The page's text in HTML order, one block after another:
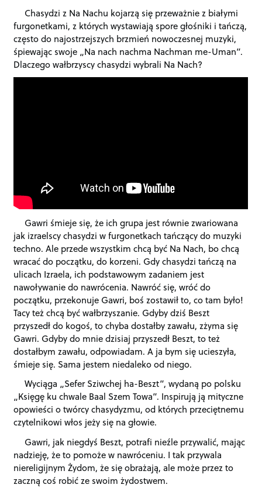
Chasydzi z Na Nachu kojarzą się przeważnie z białymi
furgonetkami, z których wystawiają spore głośniki i tańczą,
często do najostrzejszych brzmień nowoczesnej muzyki,
śpiewając swoje „Na nach nachma Nachman me-Uman”.
Dlaczego wałbrzyscy chasydzi wybrali Na Nach?
Gawri śmieje się, że ich grupa jest równie zwariowana
jak izraelscy chasydzi w furgonetkach tańczący do muzyki
techno. Ale przede wszystkim chcą być Na Nach, bo chcą
wracać do początku, do korzeni. Gdy chasydzi tańczą na
ulicach Izraela, ich podstawowym zadaniem jest
nawoływanie do nawrócenia. Nawróć się, wróć do
początku, przekonuje Gawri, boś zostawił to, co tam było!
Tacy też chcą być wałbrzyszanie. Gdyby dziś Beszt
przyszedł do kogoś, to chyba dostałby zawału, zżyma się
Gawri. Gdyby do mnie dzisiaj przyszedł Beszt, to też
dostałbym zawału, odpowiadam. A ja bym się ucieszyła,
śmieje się. Sama jestem niedaleko od niego.
Wyciąga „Sefer Sziwchej ha-Beszt”, wydaną po polsku
„Księgę ku chwale Baal Szem Towa”. Inspirują ją mityczne
opowieści o twórcy chasydyzmu, od których przeciętnemu
czytelnikowi włos jeży się na głowie.
Gawri, jak niegdyś Beszt, potrafi nieźle przywalić, mając
nadzieję, że to pomoże w nawróceniu. I tak przywala
niereligijnym Żydom, że się obrażają, ale może przez to
zaczną coś robić ze swoim żydostwem.